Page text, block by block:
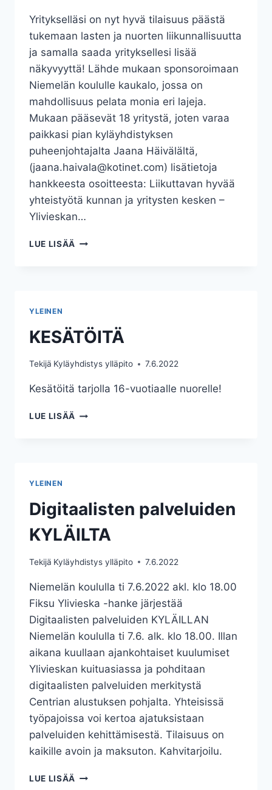
Yritykselläsi on nyt hyvä tilaisuus päästä
tukemaan lasten ja nuorten liikunnallisuutta
ja samalla saada yrityksellesi lisää
näkyvyyttä! Lähde mukaan sponsoroimaan
Niemelän koululle kaukalo, jossa on
mahdollisuus pelata monia eri lajeja.
Mukaan pääsevät 18 yritystä, joten varaa
paikkasi pian kyläyhdistyksen
puheenjohtajalta Jaana Häivälältä,
(jaana.haivala@kotinet.com) lisätietoja
hankkeesta osoitteesta: Liikuttavan hyvää
yhteistyötä kunnan ja yritysten kesken –
Ylivieskan…
LUE LISÄÄ KAUKALOHANKE
YLEINEN
KESÄTÖITÄ
Tekijä Kyläyhdistys ylläpito 7.6.2022
Kesätöitä tarjolla 16-vuotiaalle nuorelle!
LUE LISÄÄ KESÄTÖITÄ
YLEINEN
Digitaalisten palveluiden
KYLÄILTA
Tekijä Kyläyhdistys ylläpito 7.6.2022
Niemelän koululla ti 7.6.2022 akl. klo 18.00
Fiksu Ylivieska -hanke järjestää
Digitaalisten palveluiden KYLÄILLAN
Niemelän koululla ti 7.6. alk. klo 18.00. Illan
aikana kuullaan ajankohtaiset kuulumiset
Ylivieskan kuituasiassa ja pohditaan
digitaalisten palveluiden merkitystä
Centrian alustuksen pohjalta. Yhteisissä
työpajoissa voi kertoa ajatuksistaan
palveluiden kehittämisestä. Tilaisuus on
kaikille avoin ja maksuton. Kahvitarjoilu.
LUE LISÄÄ DIGITAALISTEN